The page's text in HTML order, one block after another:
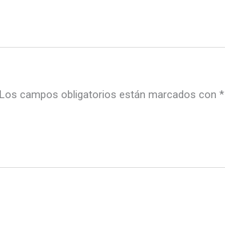
Los campos obligatorios están marcados con*